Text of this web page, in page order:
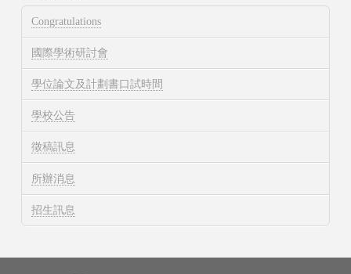
Congratulations
國際學術研討會
學位論文及計劃書口試時間
學校公告
徵稿訊息
所辦消息
招生訊息